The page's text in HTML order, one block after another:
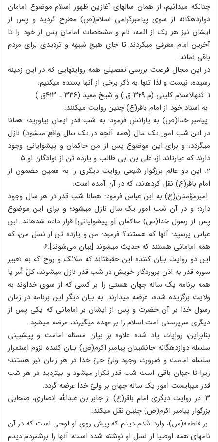
چنان‏که می‏دانیم، از همان سال‏های آغازین ظهور اسلام موضوع امامان
دوازده‏گانه از سوی پیامبرگرامی اسلام‏(ص) مطرح گردید و پس از
ایشان نیز هر یک از ائمه، نام و مشخصات امامان پس از خود را تا
آخرین امام معرفی می‏کردند تا جای هیچ شبهه و تردیدی برای مردم
باقی نماند.
در این مجال فرصت بررسی تفصیلی همه روایت‏هایی که در این زمینه
رسیده، نیست و لذا تنها به ذکر برخی از آنها بسنده می‏کنیم:
۱. ثقهالاسلام کلینی (م ۳۲۹ ق.) و شیخ مفید (۳۳۶ ـ ۴۱۳ق.)
به اسناد خود از امام باقر(ع) چنین روایت می‏کنند:
پیامبر خدا(ص) به یارانش فرمود: به شب قدر ایمان بیاورید؛ همانا
در این شب امور یک سال (همه آنچه در یک سال واقع می‏شود) نازل
می‏گردد، و برای این موضوع پس از من حاکمان و پیشوایانی وجود
دارند که عبارت‏اند از، علی بن ابی طالب و یازده تن از نوادگان او.۵
۲. این دو عالم بزرگوار شیعی روایت دیگری را به همین مضمون از
امام باقر(ع) نقل کرده‏اند، که در آن آمده است:
امیرمؤمنان(ع) به ابن عباس فرمود: همانا شب قدر در هر سال وجود
دارد؛ و در آن شب امور یک سال نازل می‏شود؛ و برای این موضوع
پس از رسول خدا(ص) حاکمان [و پیشوایانی] قرار داده شده‏اند. ابن
عباس پرسید: آنها که هستند؟ فرمود: من و یازده تن از نسل من، که
همه امامانی هستند که حدیث می‏شوند [بیان می‌شوند].۶
این دو روایت بیان کننده این حقیقت‏اند که ملائک و روح که به تعبیر
سوره قدر به اذن پروردگار خویش در شب قدر نازل می‏شوند، کلّ أمر یا
همه برنامه یک ساله جهان هستی را بر کسی که از سوی خداوند به
ولایت برگزیده شده، عرضه می‏دارند. به بیان دیگر این برنامه در زمان
رسول خدا بر آن حضرت و پس از ایشان بر امامانی که یکی پس ‏از
دیگری سرپرستی امت ‏اسلام را بر عهده می‏گیرند، عرضه می‏شود.
بنابراین، روایات یاد شده علاوه بر بیان مسئله امامت و پیش‏بینی
سلسله دوازده‏گانه جانشینان پیامبر اکرم‏(ص) بیان کننده لزوم استمرار
سلسله امامت و ضرورت وجود ولیّ حیّ خدا در هر زمان نیز هستند؛
زیرا تا جهان باقی است شب قدر تکرار می‏شود و بی‏تردید در هر شب
قدر می‏بایست امور یک ساله جهان بر ولیّ خدا عرضه گردد.
۳. در روایت دیگری امام باقر(ع) از جابر بن عبدالله انصاری، صحابی
بزرگوار پیامبر اکرم‏(ص) چنین نقل می‏کند:
بر فاطمه‏(س)، وارد شدم دیدم که پیش روی او لوحی است که در آن
نام‏های همه اوصیا از نسل او نوشته شده است، آنها را برشمردم دیدم